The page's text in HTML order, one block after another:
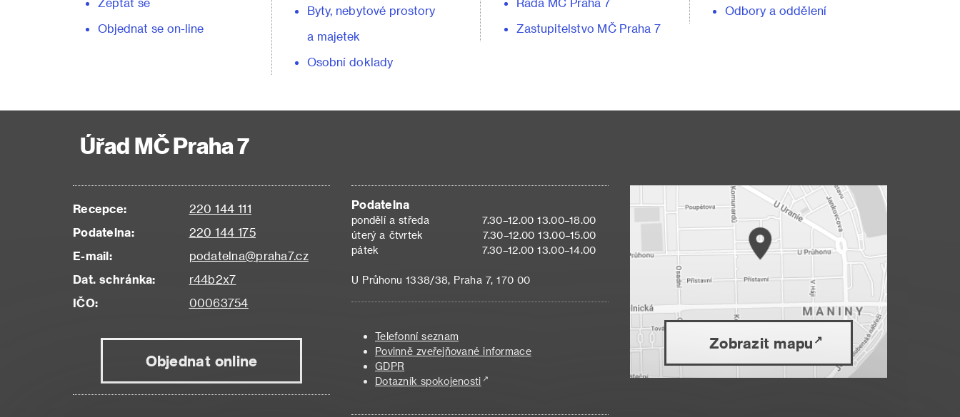
Objednat se on-line
Byty, nebytové prostory
a majetek
Osobní doklady
Zastupitelstvo MČ Praha 7
Odbory a oddělení
Úřad MČ Praha 7
Recepce:
220 144 111
Podatelna:
220 144 175
E-mail:
podatelna@praha7.cz
Dat. schránka:
r44b2x7
IČO:
00063754
Objednat online
Podatelna
pondělí a středa
7.30–12.00 13.00–18.00
úterý a čtvrtek
7.30–12.00 13.00–15.00
pátek
7.30–12.00 13.00–14.00
U Průhonu 1338/38, Praha 7, 170 00
Telefonní seznam
Povinně zveřejňované informace
GDPR
Dotazník spokojenosti
Zobrazit mapu